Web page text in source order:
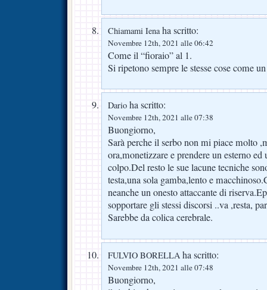
Chiamami Ienaha scritto:
Novembre 12th, 2021 alle 06:42
Come il “fioraio” al 1.
Si ripetono sempre le stesse cose come
Dario ha scritto:
Novembre 12th, 2021 alle 07:38
Buongiorno,
Sarà perche il serbo non mi piace molto
ora,monetizzare e prendere un esterno ed
colpo.Del resto le sue lacune tecniche
testa,una sola gamba,lento e
neanche un onesto attaccante di
sopportare gli stessi discorsi ..va ,resta,
Sarebbe da colica cerebrale.
FULVIO BORELLA ha scritto:
Novembre 12th, 2021 alle 07:48
Buongiorno,